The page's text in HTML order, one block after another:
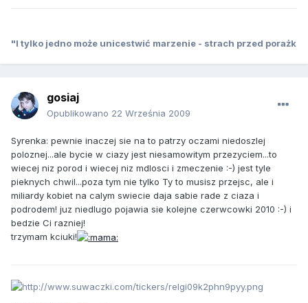
"I tylko jedno może unicestwić marzenie - strach przed porażk
gosiaj
Opublikowano 22 Września 2009
Syrenka: pewnie inaczej sie na to patrzy oczami niedoszlej
poloznej...ale bycie w ciazy jest niesamowitym przezyciem...to
wiecej niz porod i wiecej niz mdlosci i zmeczenie :-) jest tyle
pieknych chwil...poza tym nie tylko Ty to musisz przejsc, ale i
miliardy kobiet na calym swiecie daja sabie rade z ciaza i
podrodem! juz niedlugo pojawia sie kolejne czerwcowki 2010 :-) i
bedzie Ci razniej!
trzymam kciuki!